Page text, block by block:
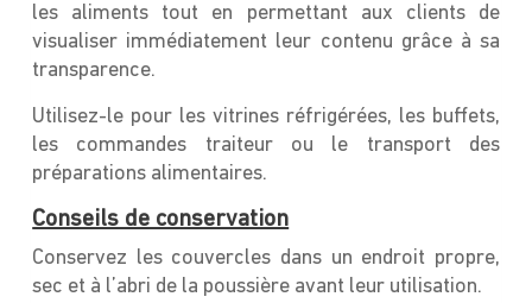
les aliments tout en permettant aux clients de
visualiser immédiatement leur contenu grâce à sa
transparence.
Utilisez-le pour les vitrines réfrigérées, les buffets,
les commandes traiteur ou le transport des
préparations alimentaires.
Conseils de conservation
Conservez les couvercles dans un endroit propre,
sec et à l’abri de la poussière avant leur utilisation.